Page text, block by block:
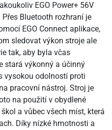
EGO Power+ 56V
Bluetooth rozhraní je
EGO Connect aplikace,
sledovat výkon stroje ale
tak, aby byla včas
stará výkonný a účinný
vysokou odolností proti
pracovní nástroj. Stroj je
na použití v obydlené
a vůbec všech míst, která
Díky nízké hmotnosti a